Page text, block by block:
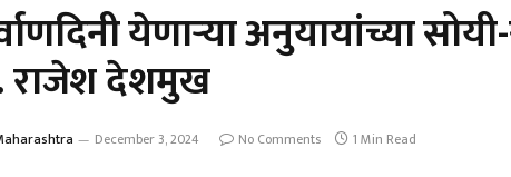
येणाऱ्या अनुयायांच्या
राजेश देशमुख
December 3, 2024 No Comments 1 Min Read